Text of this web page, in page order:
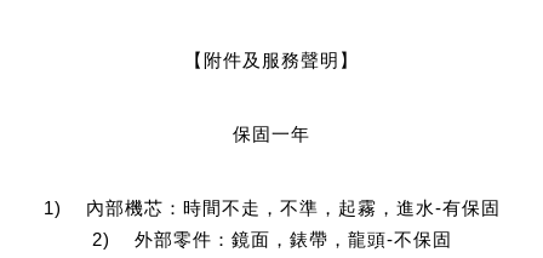
【附件及服務聲明】
保固一年
1)    內部機芯：時間不走，不準，起霧，進水-有保固
2)    外部零件：鏡面，錶帶，龍頭-不保固